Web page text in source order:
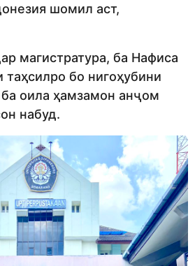
шомил аст,
магистратура, ба Нафиса
бо нигоҳубини
ба оила ҳамзамон анҷом
набуд.